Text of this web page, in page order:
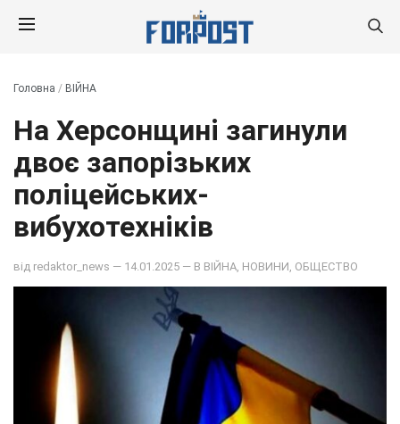
Головна / ВІЙНА
На Херсонщині загинули
двоє запорізьких
поліцейських-
вибухотехніків
від redaktor_news — 14.01.2025 — В ВІЙНА НОВИНИ ОБЩЕСТВО